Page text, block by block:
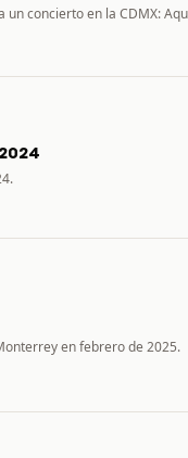
un concierto en la CDMX:
en febrero de 2025.